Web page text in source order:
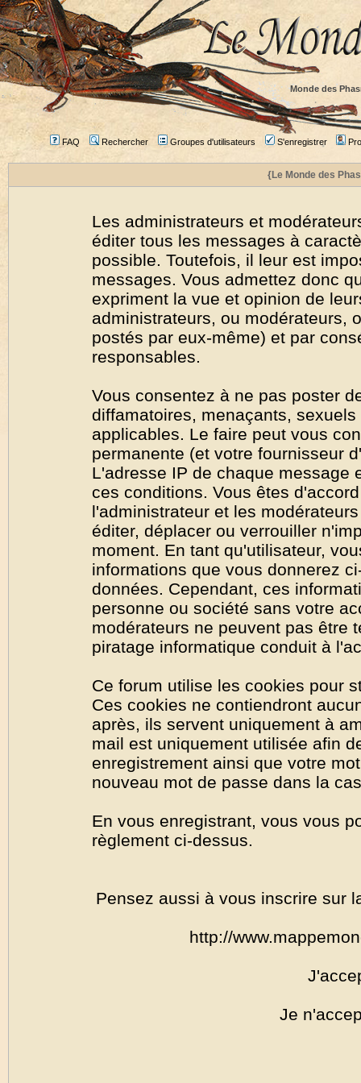
Monde des
FAQ Rechercher Groupes d'utilisateurs S'enregistrer
{Le Monde des
Les administrateurs et
éditer tous les messages à
possible. Toutefois, il leur est
messages. Vous admettez donc
expriment la vue et opinion de
administrateurs, ou modérateurs,
postés par eux-même) et par
responsables.
Vous consentez à ne pas poster
diffamatoires, menaçants,
applicables. Le faire peut vous
permanente (et votre fournisseur
L'adresse IP de chaque message
ces conditions. Vous êtes
l'administrateur et les
éditer, déplacer ou verrouiller
moment. En tant qu'utilisateur,
informations que vous donnerez
données. Cependant, ces
personne ou société sans votre
modérateurs ne peuvent pas être
piratage informatique conduit à
Ce forum utilise les cookies pour
Ces cookies ne contiendront
après, ils servent uniquement à
mail est uniquement utilisée afin
enregistrement ainsi que votre
nouveau mot de passe dans la
En vous enregistrant, vous vous
règlement ci-dessus.
Pensez aussi à vous inscrire sur
http://
Je